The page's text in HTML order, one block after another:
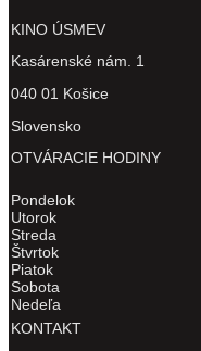
KINO ÚSMEV
Kasárenské nám. 1
040 01 Košice
Slovensko
OTVÁRACIE HODINY
Pondelok
Utorok
Streda
Štvrtok
Piatok
Sobota
Nedeľa
KONTAKT